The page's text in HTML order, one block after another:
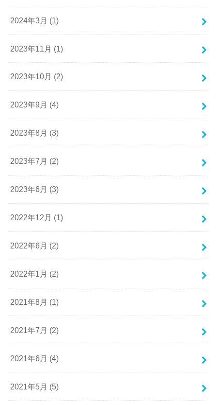
2024年3月 (1)
2023年11月 (1)
2023年10月 (2)
2023年9月 (4)
2023年8月 (3)
2023年7月 (2)
2023年6月 (3)
2022年12月 (1)
2022年6月 (2)
2022年1月 (2)
2021年8月 (1)
2021年7月 (2)
2021年6月 (4)
2021年5月 (5)